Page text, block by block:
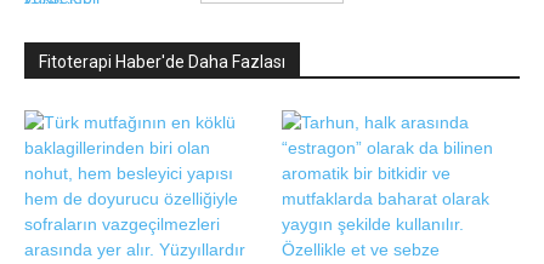
Fitoterapi Haber'de Daha Fazlası